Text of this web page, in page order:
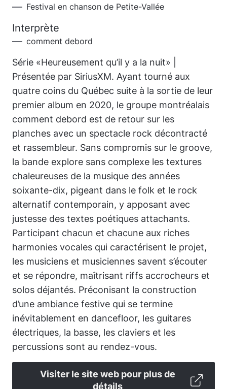
Festival en chanson de Petite-Vallée
Interprète
comment debord
Série «Heureusement qu’il y a la nuit» |
Présentée par SiriusXM. Ayant tourné aux
quatre coins du Québec suite à la sortie de leur
premier album en 2020, le groupe montréalais
comment debord est de retour sur les
planches avec un spectacle rock décontracté
et rassembleur. Sans compromis sur le groove,
la bande explore sans complexe les textures
chaleureuses de la musique des années
soixante-dix, pigeant dans le folk et le rock
alternatif contemporain, y apposant avec
justesse des textes poétiques attachants.
Participant chacun et chacune aux riches
harmonies vocales qui caractérisent le projet,
les musiciens et musiciennes savent s’écouter
et se répondre, maîtrisant riffs accrocheurs et
solos déjantés. Préconisant la construction
d’une ambiance festive qui se termine
inévitablement en dancefloor, les guitares
électriques, la basse, les claviers et les
percussions sont au rendez-vous.
Visiter le site web pour plus de
détails